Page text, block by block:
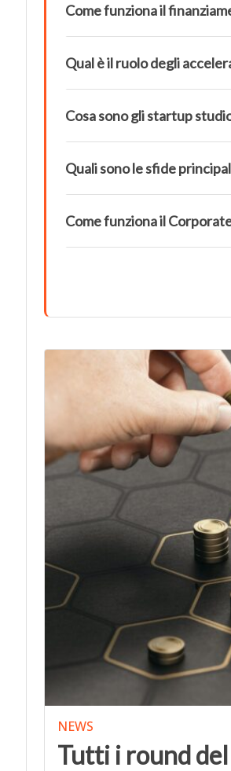
Come funziona il
Qual è il ruolo degli
Cosa sono gli startup
Quali sono le sfide
Come funziona il
NEWS
Tutti i round